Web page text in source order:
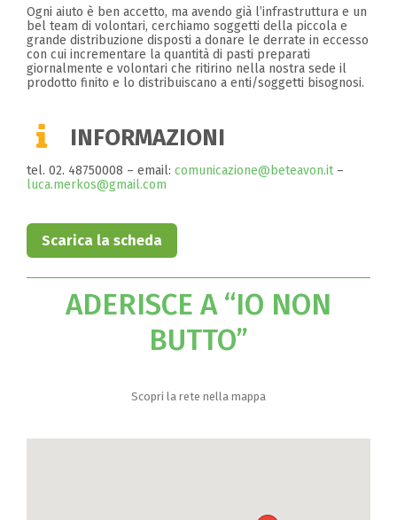
Ogni aiuto è ben accetto, ma avendo già l’infrastruttura e un
bel team di volontari, cerchiamo soggetti della piccola e
grande distribuzione disposti a donare le derrate in eccesso
con cui incrementare la quantità di pasti preparati
giornalmente e volontari che ritirino nella nostra sede il
prodotto finito e lo distribuiscano a enti/soggetti bisognosi.
INFORMAZIONI
tel. 02. 48750008 – email: comunicazione@beteavon.it–
luca.merkos@gmail.com
Scarica la scheda
ADERISCE A “IO NON
BUTTO”
Scopri la rete nella mappa